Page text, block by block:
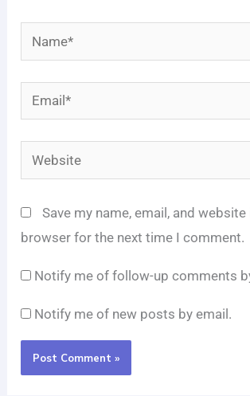
Name*
Email*
Website
Save my name, email, and website
browser for the next time I comment.
Notify me of follow-up comments
Notify me of new posts by email.